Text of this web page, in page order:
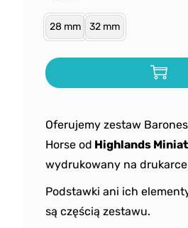
Oferujemy zestaw
Horse od Highlands
wydrukowany na
Podstawki ani ich
są częścią zestawu.
28 mm 32 mm